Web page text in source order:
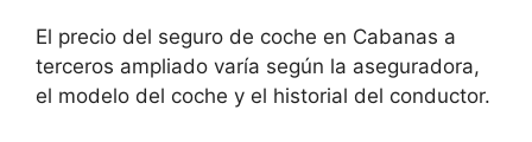
El precio del seguro de coche en Cabanas a
terceros ampliado varía según la aseguradora,
el modelo del coche y el historial del conductor.